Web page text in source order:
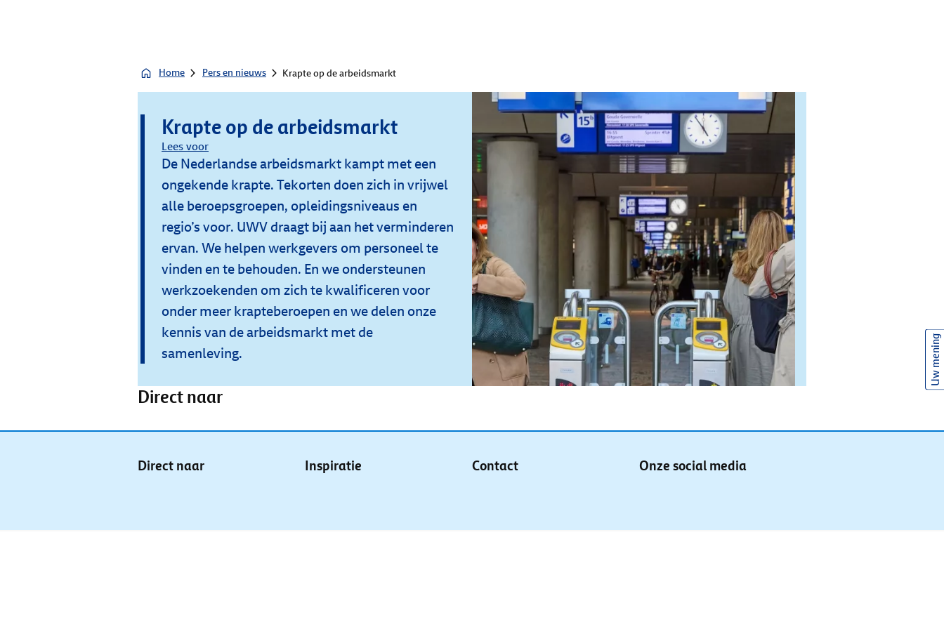
Home Pers en nieuws Krapte op de arbeidsmarkt
Krapte op de arbeidsmarkt
Lees voor
De Nederlandse arbeidsmarkt kampt met een
ongekende krapte. Tekorten doen zich in vrijwel
alle beroepsgroepen, opleidingsniveaus en
regio’s voor. UWV draagt bij aan het verminderen
ervan. We helpen werkgevers om personeel te
vinden en te behouden. En we ondersteunen
werkzoekenden om zich te kwalificeren voor
onder meer krapteberoepen en we delen onze
kennis van de arbeidsmarkt met de
samenleving.
Direct naar
Direct naar Inspiratie Contact Onze social media
Uw mening